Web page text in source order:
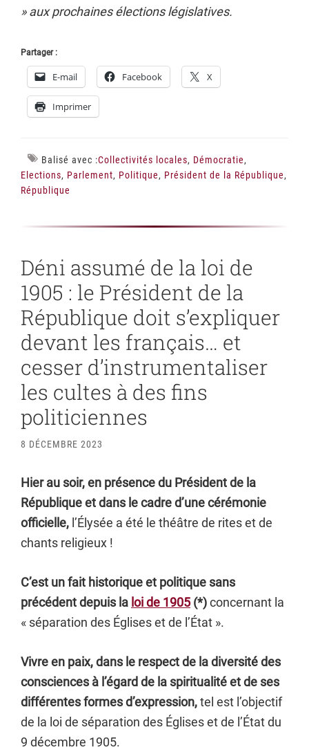
» aux prochaines élections législatives.
Partager :
E-mail Facebook X
Imprimer
Balisé avec :Collectivités locales, Démocratie,
Elections, Parlement, Politique, Président de la République,
République
Déni assumé de la loi de
1905 : le Président de la
République doit s’expliquer
devant les français… et
cesser d’instrumentaliser
les cultes à des fins
politiciennes
8 DÉCEMBRE 2023
Hier au soir, en présence du Président de la
République et dans le cadre d’une cérémonie
officielle, l’Élysée a été le théâtre de rites et de
chants religieux !
C’est un fait historique et politique sans
précédent depuis la loi de 1905 (*)concernant la
« séparation des Églises et de l’État ».
Vivre en paix, dans le respect de la diversité des
consciences à l’égard de la spiritualité et de ses
différentes formes d’expression,tel est l’objectif
de la loi de séparation des Églises et de l’État du
9 décembre 1905.